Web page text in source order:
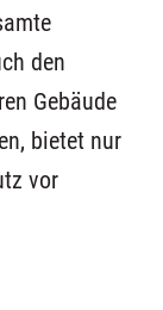
den
Gebäude
bietet nur
vor